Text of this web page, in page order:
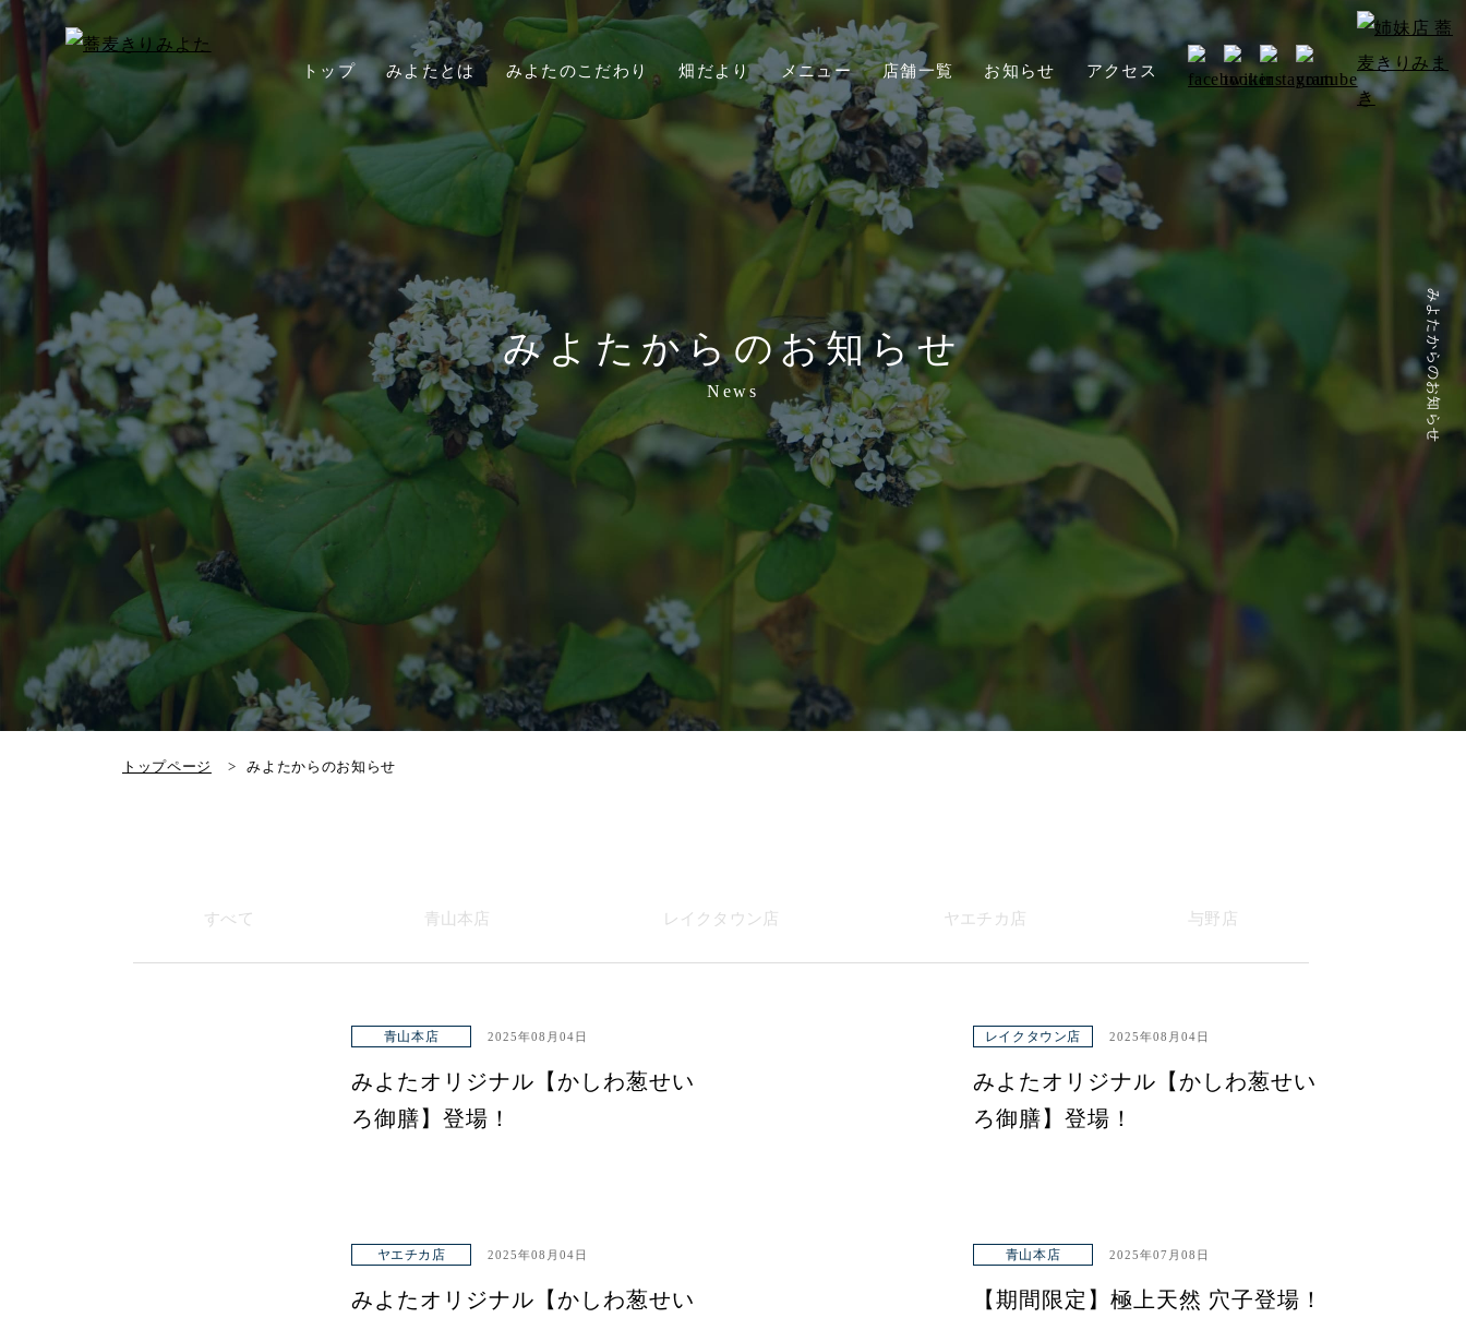
トップ みよたとは みよたのこだわり 畑だより メニュー 店舗一覧 お知らせ アクセス
みよたからのお知らせ
みよたからのお知らせ
News
トップページ みよたからのお知らせ
すべて 青山本店 レイク タウン店 ヤエチカ店 与野店
青山本店 2025年08月04日
みよたオリジナル【かしわ葱せい
ろ御膳】登場！
レイクタウン店 2025年08月04日
みよたオリジナル【かしわ葱せい
ろ御膳】登場！
ヤエチカ店 2025年08月04日
みよたオリジナル【かしわ葱せい
青山本店 2025年07月08日
【期間限定】極上天然 穴子登場！